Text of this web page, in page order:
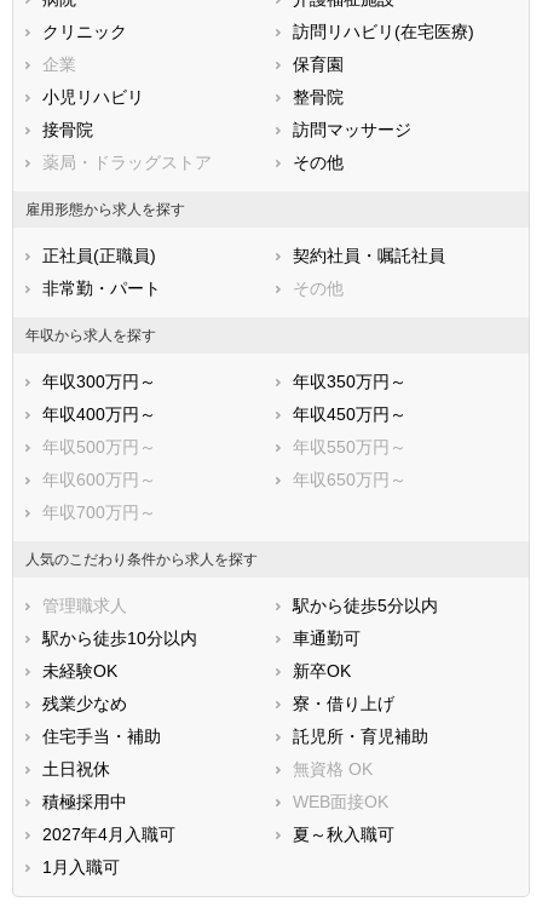
滋賀県
大阪府
兵庫県
鳥取県
広島県
徳島県
香川県
愛媛県
鹿児島県
クリニック
訪問リハビリ(在宅医療)
企業
保育園
小児リハビリ
整骨院
接骨院
訪問マッサージ
薬局・ドラッグストア
その他
雇用形態から求人を探す
正社員(正職員)
契約社員・嘱託社員
非常勤・パート
その他
年収から求人を探す
年収300万円～
年収350万円～
年収400万円～
年収450万円～
年収500万円～
年収550万円～
年収600万円～
年収650万円～
年収700万円～
人気のこだわり条件から求人を探す
管理職求人
駅から徒歩5分以内
駅から徒歩10分以内
車通勤可
未経験OK
新卒OK
残業少なめ
寮・借り上げ
住宅手当・補助
託児所・育児補助
土日祝休
無資格 OK
積極採用中
WEB面接OK
2027年4月入職可
夏～秋入職可
1月入職可